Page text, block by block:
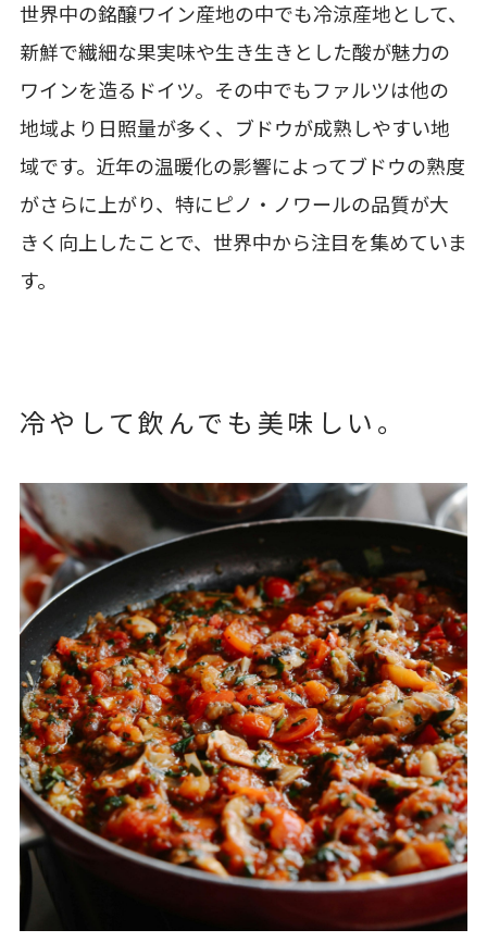
世界中の銘醸ワイン産地の中でも冷涼産地として、
新鮮で繊細な果実味や生き生きとした酸が魅力の
ワインを造るドイツ。その中でもファルツは他の
地域より日照量が多く、ブドウが成熟しやすい地
域です。近年の温暖化の影響によってブドウの熟度
がさらに上がり、特にピノ・ノワールの品質が大
きく向上したことで、世界中から注目を集めていま
す。
冷やして飲んでも美味しい。